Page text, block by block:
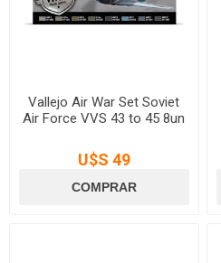
Vallejo Air War Set Soviet
Air Force VVS 43 to 45 8un
U$S 49